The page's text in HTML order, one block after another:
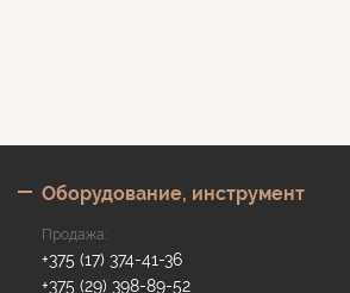
Оборудование, инструмент
Продажа:
+375 (17) 374-41-36
+375 (29) 398-89-52